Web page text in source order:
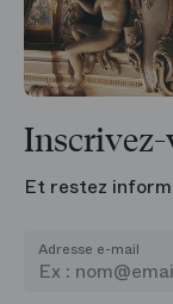
Et restez
Adresse e-mail